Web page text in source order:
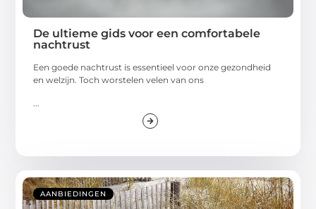
De ultieme gids voor een comfortabele
nachtrust
Een goede nachtrust is essentieel voor onze gezondheid
en welzijn. Toch worstelen velen van ons
AANBIEDINGEN